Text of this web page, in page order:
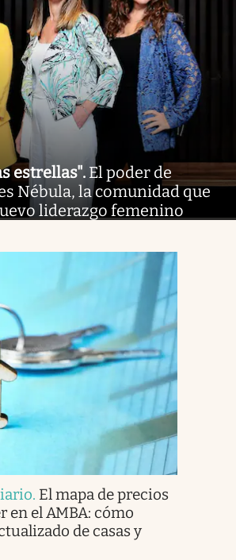
estrellas". El poder de
Nébula, la comunidad que
liderazgo femenino
. El mapa de precios
en el AMBA: cómo
de casas y